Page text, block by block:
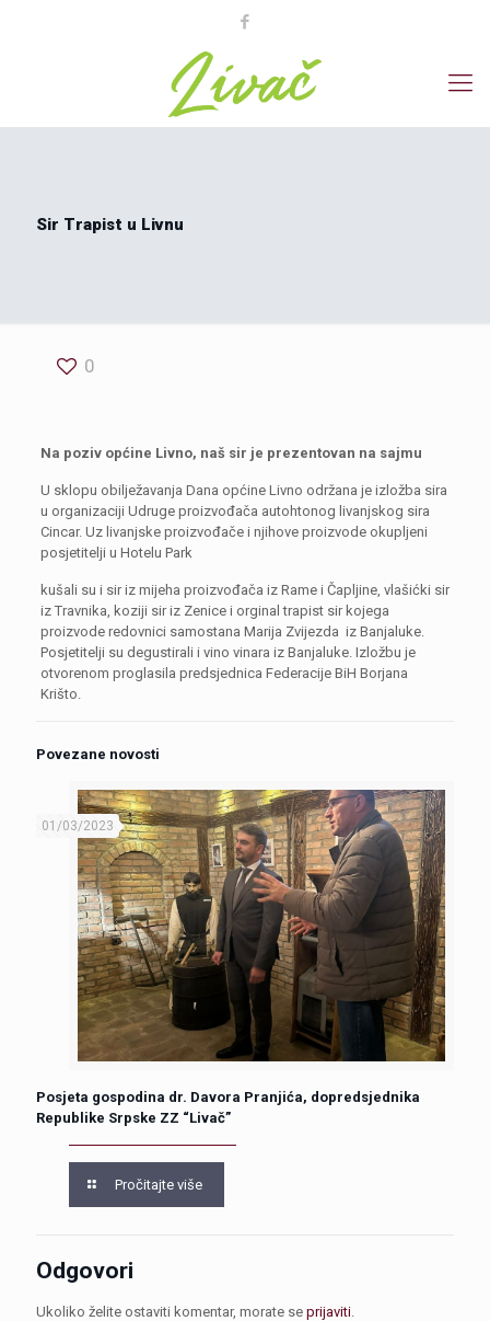
Sir Trapist u Livnu
0
Na poziv općine Livno, naš sir je prezentovan na sajmu
U sklopu obilježavanja Dana općine Livno održana je izložba sira
u organizaciji Udruge proizvođača autohtonog livanjskog sira
Cincar. Uz livanjske proizvođače i njihove proizvode okupljeni
posjetitelji u Hotelu Park
kušali su i sir iz mijeha proizvođača iz Rame i Čapljine, vlašićki sir
iz Travnika, koziji sir iz Zenice i orginal trapist sir kojega
proizvode redovnici samostana Marija Zvijezda iz Banjaluke.
Posjetitelji su degustirali i vino vinara iz Banjaluke. Izložbu je
otvorenom proglasila predsjednica Federacije BiH Borjana
Krišto.
Povezane novosti
01/03/2023
Posjeta gospodina dr. Davora Pranjića, dopredsjednika
Republike Srpske ZZ “Livač”
Pročitajte više
Odgovori
Ukoliko želite ostaviti komentar, morate se prijaviti